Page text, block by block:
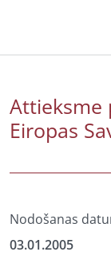
Attieksme
Eiropas
Nodošanas
03.01.2005